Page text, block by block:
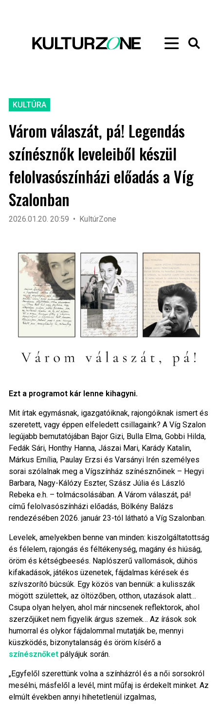
KULTÚRA
Várom válaszát, pá! Legendás
színésznők leveleiből készül
felolvasószínházi előadás a Víg
Szalonban
2026.01.20. 20:59 KultúrZone
Ezt a programot kár lenne kihagyni.
Mit írtak egymásnak, igazgatóiknak, rajongóiknak ismert és
szeretett, vagy éppen elfeledett csillagaink? A Víg Szalon
legújabb bemutatójában Bajor Gizi, Bulla Elma, Gobbi Hilda,
Fedák Sári, Honthy Hanna, Jászai Mari, Karády Katalin,
Márkus Emília, Paulay Erzsi és Varsányi Irén személyes
sorai szólalnak meg a Vígszínház színésznőinek – Hegyi
Barbara, Nagy-Kálózy Eszter, Szász Júlia és László
Rebeka e.h. – tolmácsolásában. A Várom válaszát, pá!
című felolvasószínházi előadás, Bölkény Balázs
rendezésében 2026. január 23-tól látható a Víg Szalonban.
Levelek, amelyekben benne van minden: kiszolgáltatottság
és félelem, rajongás és féltékenység, magány és hiúság,
öröm és kétségbeesés. Naplószerű vallomások, dühös
kifakadások, játékos üzenetek, fájdalmas kérések és
szívszorító búcsúk. Egy közös van bennük: a kulisszák
mögött születtek, az öltözőben, otthon, utazások alatt…
Csupa olyan helyen, ahol már nincsenek reflektorok, ahol
szerzőjüket nem figyelik árgus szemek… Az írások sok
humorral és olykor fájdalommal mutatják be, mennyi
küszködés, bizonytalanság és öröm kísérő a
színésznőketpályájuk során.
„Egyfelől szerettünk volna a színházról és a női sorsokról
mesélni, másfelől a levél, mint műfaj is érdekelt minket. Az
elmúlt években annyi hihetetlenül izgalmas,